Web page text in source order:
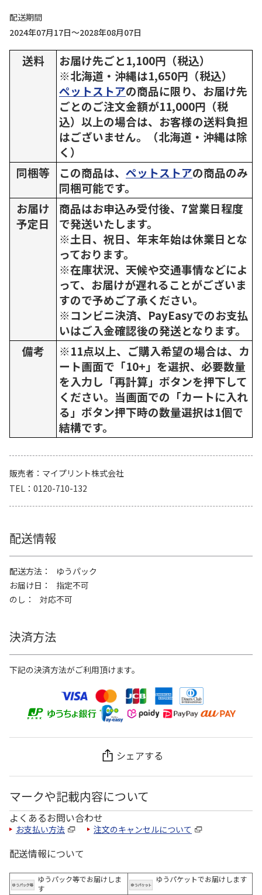
配送期間
2024年07月17日～2028年08月07日
送料
お届け先ごと1,100円（税込）
※北海道・沖縄は1,650円（税込）
ペットストアの商品に限り、お届け先
ごとのご注文金額が11,000円（税
込）以上の場合は、お客様の送料負担
はございません。（北海道・沖縄は除
く）
同梱等
この商品は、 ペットストアの商品のみ
同梱可能です。
お届け
予定日
商品はお申込み受付後、7営業日程度
で発送いたします。
※土日、祝日、年末年始は休業日とな
っております。
※在庫状況、天候や交通事情などによ
って、お届けが遅れることがございま
すので予めご了承ください。
※コンビニ決済、PayEasyでのお支払
いはご入金確認後の発送となります。
備考
※11点以上、ご購入希望の場合は、カ
ート画面で「10+」を選択、必要数量
を入力し「再計算」ボタンを押下して
ください。当画面での「カートに入れ
る」ボタン押下時の数量選択は1個で
結構です。
販売者
マイプリント株式会社
TEL
0120-710-132
配送情報
配送方法
ゆうパック
お届け日
指定不可
のし
対応不可
決済方法
下記の決済方法がご利用頂けます。
シェアする
マークや記載内容について
よくあるお問い合わせ
お支払い方法 注文のキャンセルについて
配送情報について
ゆうパック等でお届けしま
す
ゆうパケットでお届けします